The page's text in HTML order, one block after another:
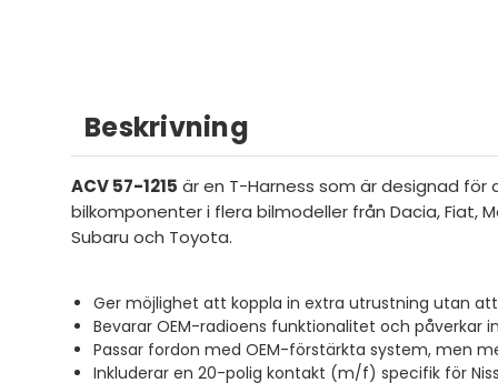
Beskrivning
ACV 57-1215 är en T-Harness som är designad
bilkomponenter i flera bilmodeller från Dacia, Fiat,
Subaru och Toyota.
Ger möjlighet att koppla in extra utrustning utan
Bevarar OEM-radioens funktionalitet och påverkar
Passar fordon med OEM-förstärkta system, men
Inkluderar en 20-polig kontakt (m/f) specifik för